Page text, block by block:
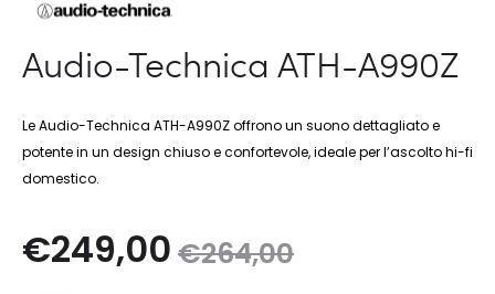
Audio-Technica ATH-A990Z
Le Audio-Technica ATH-A990Z offrono un suono dettagliato e
potente in un design chiuso e confortevole, ideale per l’ascolto hi-fi
domestico.
€264,00
Il
€249,00